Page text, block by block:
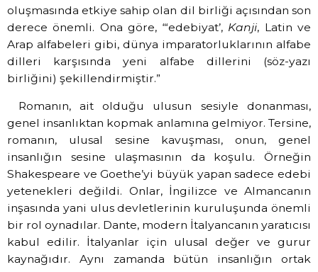
oluşmasında etkiye sahip olan dil birliği açısından son
derece önemli. Ona göre, “‘edebiyat’, Kanji, Latin ve
Arap alfabeleri gibi, dünya imparatorluklarının alfabe
dilleri karşısında yeni alfabe dillerini (söz-yazı
birliğini) şekillendirmiştir.”
Romanın, ait olduğu ulusun sesiyle donanması,
genel insanlıktan kopmak anlamına gelmiyor. Tersine,
romanın, ulusal sesine kavuşması, onun, genel
insanlığın sesine ulaşmasının da koşulu. Örneğin
Shakespeare ve Goethe’yi büyük yapan sadece edebi
yetenekleri değildi. Onlar, İngilizce ve Almancanın
inşasında yani ulus devletlerinin kuruluşunda önemli
bir rol oynadılar. Dante, modern İtalyancanın yaratıcısı
kabul edilir. İtalyanlar için ulusal değer ve gurur
kaynağıdır. Aynı zamanda bütün insanlığın ortak